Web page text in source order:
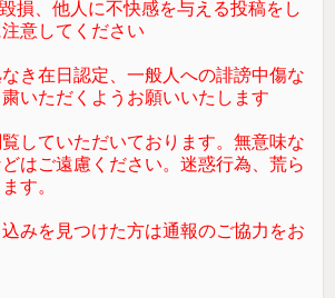
損、他人に不快感を与える投稿をし
意してください
き在日認定、一般人への誹謗中傷な
いただくようお願いいたします
していただいております。無意味な
はご遠慮ください。迷惑行為、荒ら
す。
みを見つけた方は通報のご協力をお